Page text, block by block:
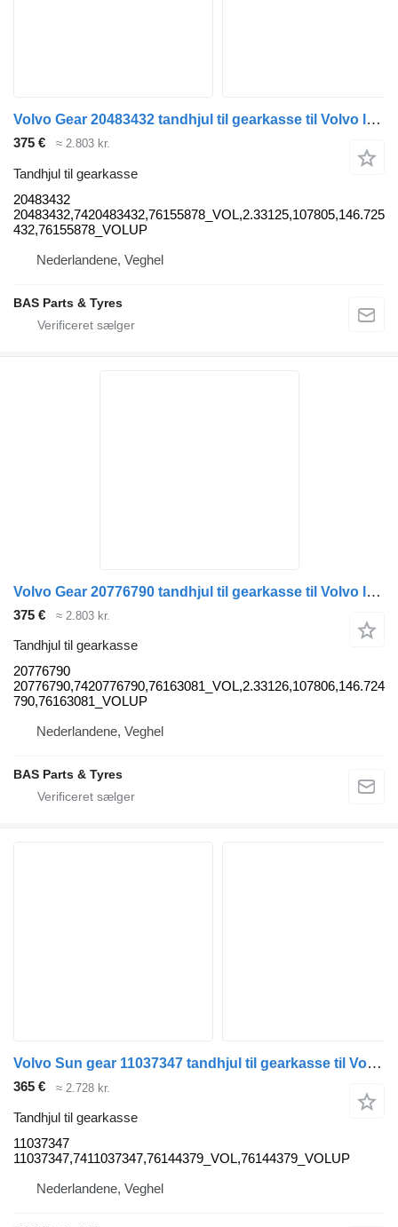
Volvo Gear 20483432 tandhjul til gearkasse til Volvo lastbil
375 € ≈ 2.803 kr.
Tandhjul til gearkasse
20483432
432,76155878_VOLUP
Nederlandene, Veghel
BAS Parts & Tyres
Volvo Gear 20776790 tandhjul til gearkasse til Volvo lastbil
375 € ≈ 2.803 kr.
Tandhjul til gearkasse
20776790
790,76163081_VOLUP
Nederlandene, Veghel
BAS Parts & Tyres
Volvo Sun gear 11037347 tandhjul til gearkasse til Volvo lastbil
365 € ≈ 2.728 kr.
Tandhjul til gearkasse
11037347
11037347,7411037347,76144379_VOL,76144379_VOLUP
Nederlandene, Veghel